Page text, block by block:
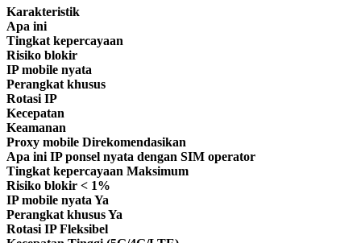
Karakteristik
Apa ini
Tingkat kepercayaan
Risiko blokir
IP mobile nyata
Perangkat khusus
Rotasi IP
Kecepatan
Keamanan
Proxy mobile Direkomendasikan
Apa iniIP ponsel nyata dengan SIM operator
Tingkat kepercayaan Maksimum
Risiko blokir < 1%
IP mobile nyataYa
Perangkat khususYa
Rotasi IPFleksibel